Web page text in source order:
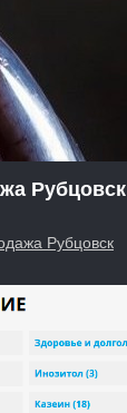
Рубцовск
Рубцовск